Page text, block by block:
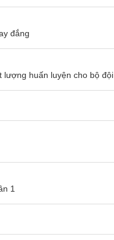
đắng
lượng huấn luyện cho bộ đội
1